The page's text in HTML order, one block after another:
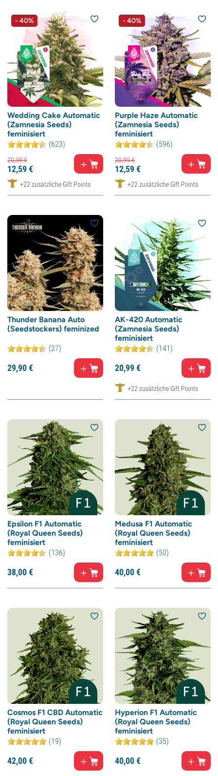
- 40%
Wedding Cake Automatic
(Zamnesia Seeds)
feminisiert
(623)
20,99€
12,59€
+22 zusätzliche Gift Points
- 40%
Purple Haze Automatic
(Zamnesia Seeds)
feminisiert
(596)
20,99€
12,59€
+22 zusätzliche Gift Points
Thunder Banana Auto
(Seedstockers) feminized
(27)
29,90€
AK-420 Automatic
(Zamnesia Seeds)
feminisiert
(141)
20,99€
+22 zusätzliche Gift Points
Epsilon F1 Automatic
(Royal Queen Seeds)
feminisiert
(136)
38,00€
Medusa F1 Automatic
(Royal Queen Seeds)
feminisiert
(50)
40,00€
Cosmos F1 CBD Automatic
(Royal Queen Seeds)
feminisiert
(19)
42,00€
Hyperion F1 Automatic
(Royal Queen Seeds)
feminisiert
(35)
40,00€